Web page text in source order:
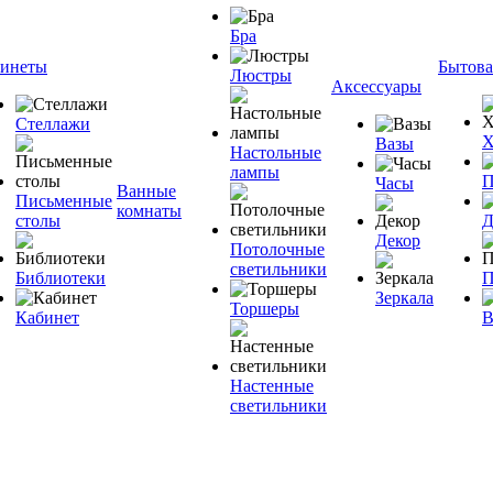
Стеллажи
Письменные
столы
Библиотеки
Кабинет
Ванные
комнаты
Бра
Люстры
Настольные
лампы
Потолочные
светильники
Торшеры
Настенные
светильники
Аксессуары
Вазы
Часы
Декор
Зеркала